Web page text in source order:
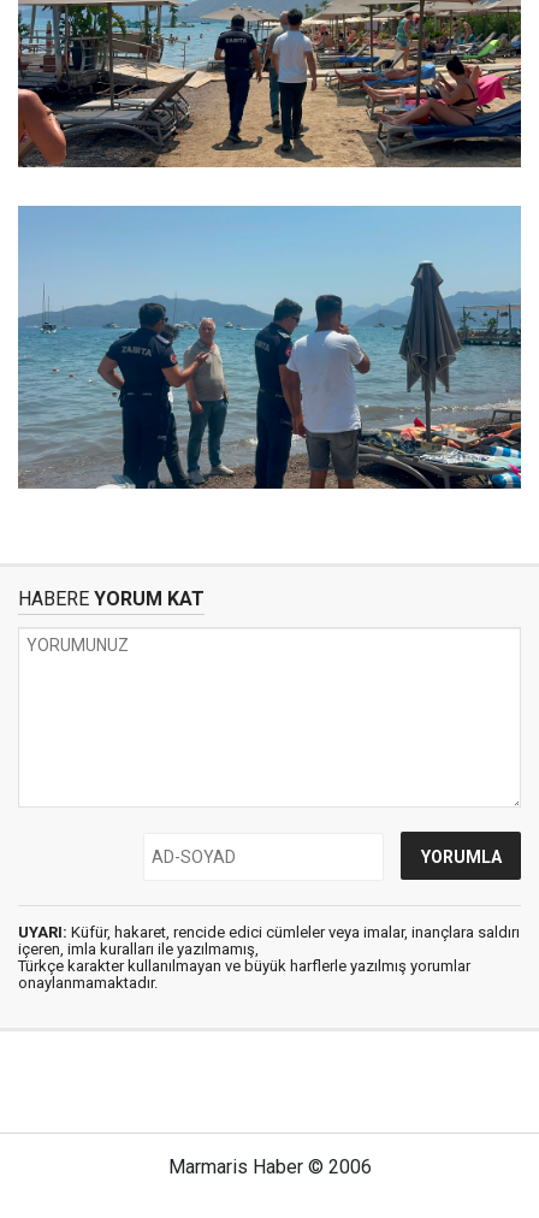
HABERE YORUM KAT
UYARI: Küfür, hakaret, rencide edici cümleler veya imalar, inançlara saldırı
içeren, imla kuralları ile yazılmamış,
Türkçe karakter kullanılmayan ve büyük harflerle yazılmış yorumlar
onaylanmamaktadır.
Marmaris Haber © 2006